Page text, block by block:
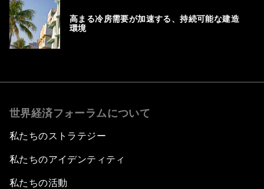
高まる冷房需要が加速する、持続可能な建造
環境
世界経済フォーラムについて
私たちのストラテジー
私たちのアイデンティティ
私たちの活動